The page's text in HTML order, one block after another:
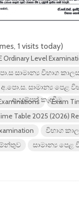
1 visits today)
Ordinary Level
සාමාන්‍ය විභාග
අ.පො.ස. සාමාන්‍ය පෙළ
අයදුම්පත් කැඳවීම
Exam
Table 2025 (2026)
විභාග
සාමාන්‍ය පෙළ